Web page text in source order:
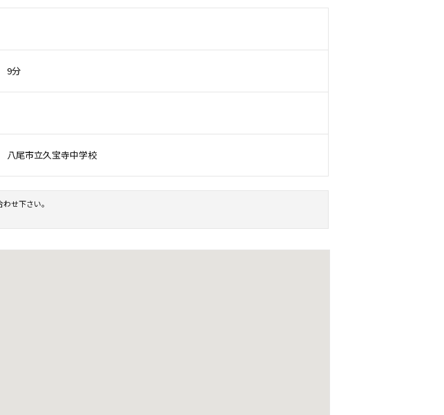
9分
八尾市立久宝寺中学校
せ下さい。